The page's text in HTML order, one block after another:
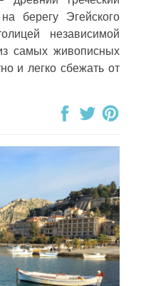
берегу Эгейского
независимой
самых живописных
и легко сбежать от